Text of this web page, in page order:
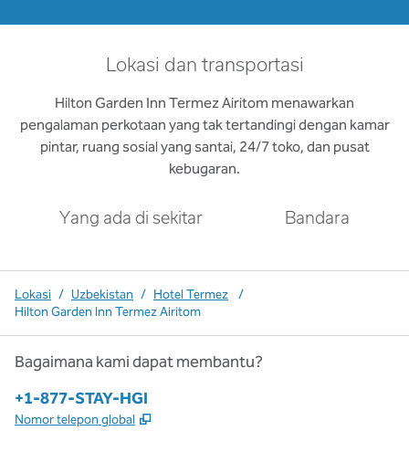
Lokasi dan transportasi
Hilton Garden Inn Termez Airitom menawarkan
pengalaman perkotaan yang tak tertandingi dengan kamar
pintar, ruang sosial yang santai, 24/7 toko, dan pusat
kebugaran.
Yang ada di sekitar Bandara
Lokasi / Uzbekistan / Hotel Termez
/
Hilton Garden Inn Termez Airitom
Bagaimana kami dapat membantu?
Telepon:
+1-877-STAY-HGI
Nomor telepon global ,